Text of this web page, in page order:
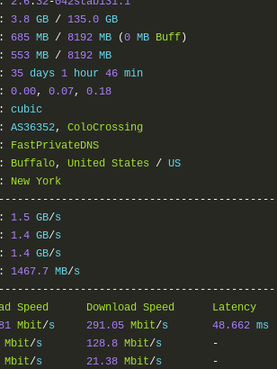
: 3.8 GB / 135.0 GB
: 685 MB / 8192 MB (0 MB Buff)
: 553 MB / 8192 MB
: 35 days 1 hour 46 min
: 0.00, 0.07,
0.18
:
cubic
: AS36352,
ColoCrossing
:
FastPrivateDNS
: Buffalo, United States / US
: New York
: 1.5 GB/s
: 1.4 GB/s
: 1.4 GB/s
: 1467.7 MB/
Speed Download Speed
Latency
Mbit/s 291.05 Mbit/s 48.662 ms
Mbit/s 128.8 Mbit/s
-
Mbit/s 21.38 Mbit/s
-